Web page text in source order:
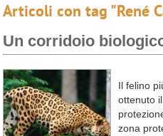
Articoli con tag "René
Un corridoio
Il felino
ottenuto
zona